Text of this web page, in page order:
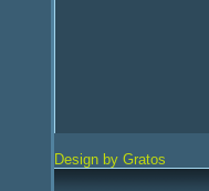
Design by Gratos